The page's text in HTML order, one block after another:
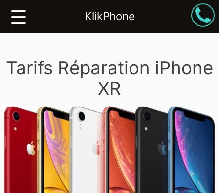
☰ KlikPhone
iPad
Mac
Smartphone
Formations
Tarifs Réparation iPhone
XR